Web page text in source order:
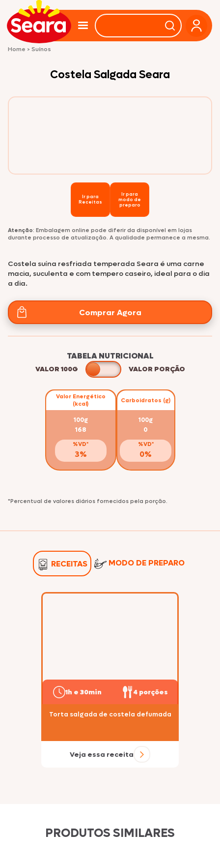
Home > Suínos
Costela Salgada Seara
Ir para
Receitas
Ir para
modo de
preparo
Atenção: Embalagem online pode diferir da disponível em lojas
durante processo de atualização. A qualidade permanece a mesma.
Costela suína resfriada temperada Seara é uma carne
macia, suculenta e com tempero caseiro, ideal para o dia
a dia.
Comprar Agora
TABELA NUTRICIONAL
VALOR 100G VALOR PORÇÃO
Valor Energético
(kcal)
100g
168
%VD*
3%
Carboidratos (g)
100g
0
%VD*
0%
*Percentual de valores diários fornecidos pela porção.
RECEITAS MODO DE PREPARO
1h e 30min 4 porções
Torta salgada de costela defumada
Veja essa receita
PRODUTOS SIMILARES